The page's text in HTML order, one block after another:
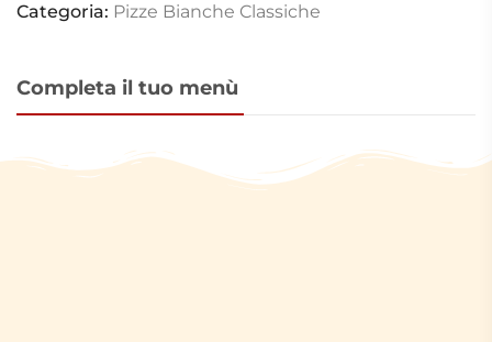
Categoria: Pizze Bianche Classiche
Completa il tuo menù